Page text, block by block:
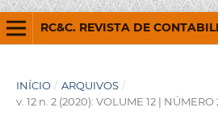
INÍCIO / ARQUIVOS /
v. 12 n. 2 (2020): VOLUME 12 |